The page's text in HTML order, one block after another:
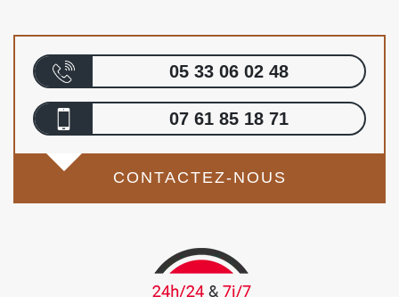
05 33 06 02 48
07 61 85 18 71
CONTACTEZ-NOUS